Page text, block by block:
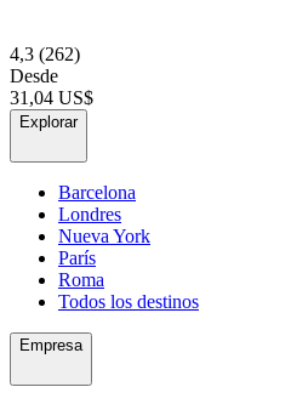
4,3 (262)
Desde
31,04 US$
Explorar
Barcelona
Londres
Nueva York
París
Roma
Todos los destinos
Empresa